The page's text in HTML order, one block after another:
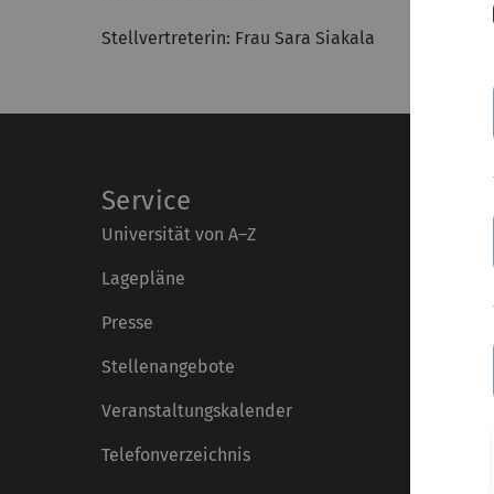
Stellvertreterin: Frau Sara Siakala
Service
Universität von A–Z
Lagepläne
Presse
Stellenangebote
Veranstaltungskalender
Telefonverzeichnis